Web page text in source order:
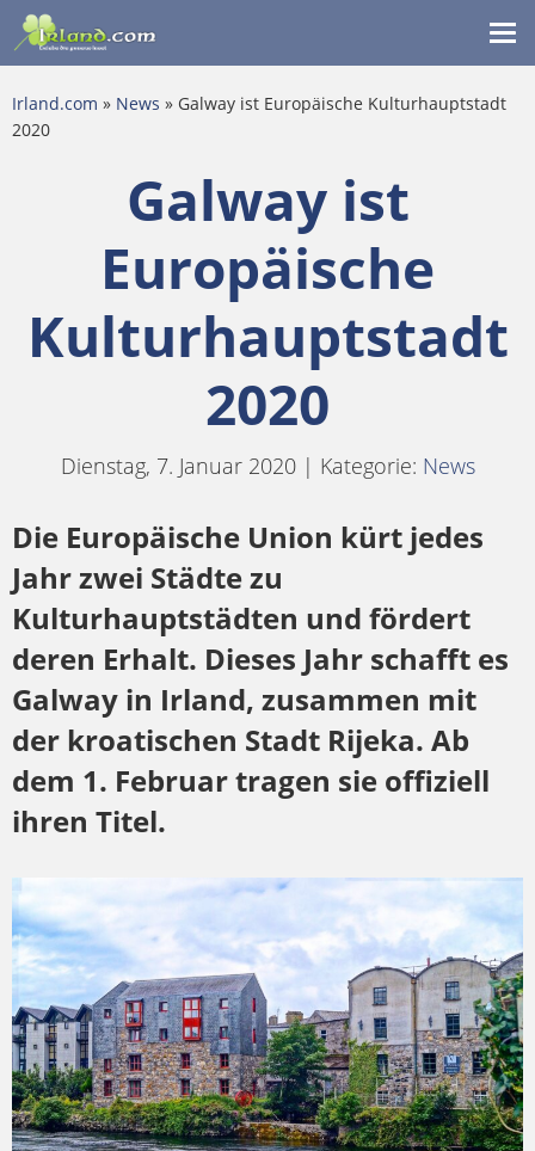
Irland.com » News » Galway ist Europäische Kulturhauptstadt
2020
Galway ist
Europäische
Kulturhauptstadt
2020
Dienstag, 7. Januar 2020 | Kategorie: News
Die Europäische Union kürt jedes
Jahr zwei Städte zu
Kulturhauptstädten und fördert
deren Erhalt. Dieses Jahr schafft es
Galway in Irland, zusammen mit
der kroatischen Stadt Rijeka. Ab
dem 1. Februar tragen sie offiziell
ihren Titel.